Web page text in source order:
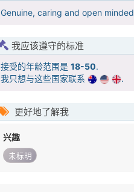
Genuine, caring and open minded
我应该遵守的标准
接受的年龄范围是 18-50.
我只想与这些国家联系
.
更好地了解我
兴趣
未标明